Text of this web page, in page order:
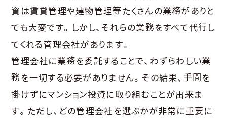
資は賃貸管理や建物管理等たくさんの業務がありと
ても大変です。しかし、それらの業務をすべて代行し
てくれる管理会社があります。
管理会社に業務を委託することで、わずらわしい業
務を一切する必要がありません。その結果、手間を
掛けずにマンション投資に取り組むことが出来ま
す。ただし、どの管理会社を選ぶかが非常に重要に